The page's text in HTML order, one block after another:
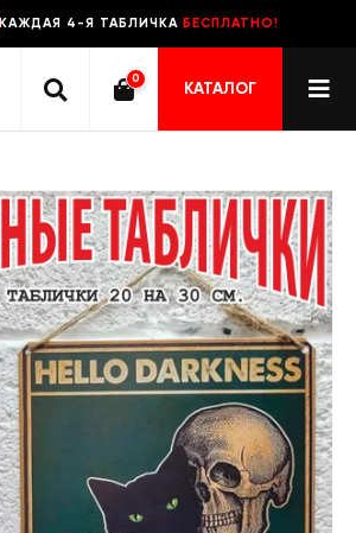
КАЖДАЯ 4-Я ТАБЛИЧКА БЕСПЛАТНО!
0
КАТАЛОГ